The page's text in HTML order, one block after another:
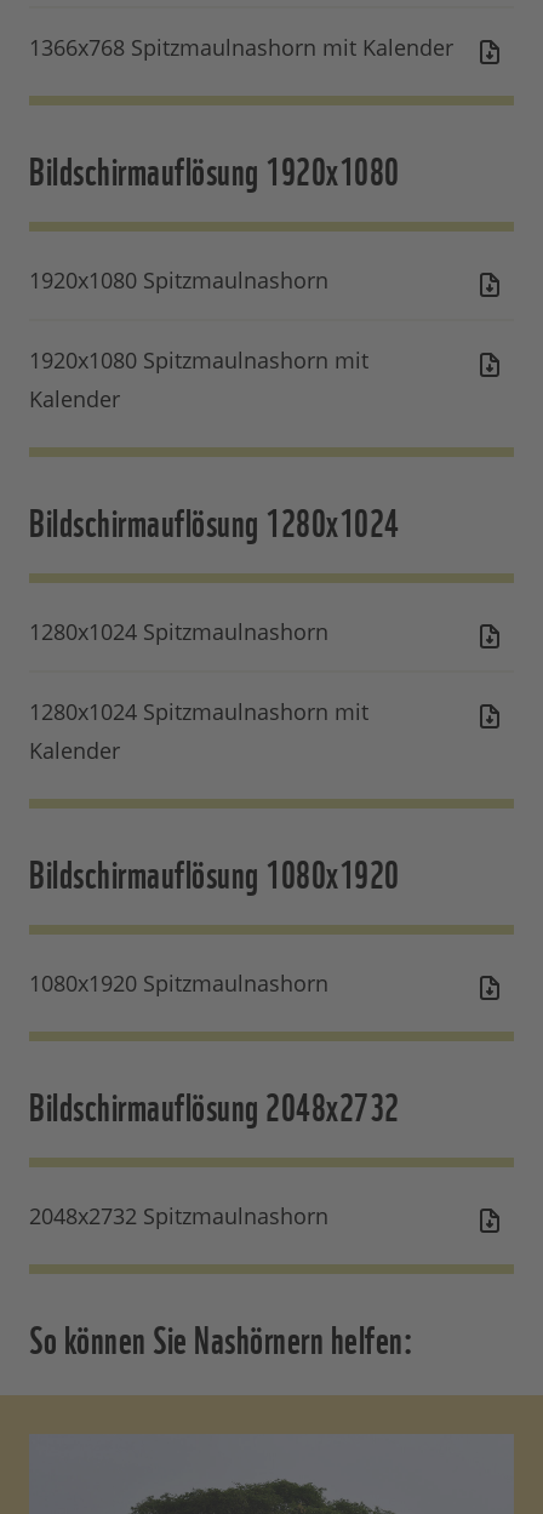
1366x768 Spitzmaulnashorn mit Kalender
Bildschirmauflösung 1920x1080
1920x1080 Spitzmaulnashorn
1920x1080 Spitzmaulnashorn mit
Kalender
Bildschirmauflösung 1280x1024
1280x1024 Spitzmaulnashorn
1280x1024 Spitzmaulnashorn mit
Kalender
Bildschirmauflösung 1080x1920
1080x1920 Spitzmaulnashorn
Bildschirmauflösung 2048x2732
2048x2732 Spitzmaulnashorn
So können Sie Nashörnern helfen: